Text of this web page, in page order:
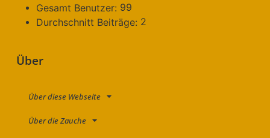
Gesamt Benutzer: 99
Durchschnitt Beiträge: 2
Über
Über diese Webseite
Über die Zauche